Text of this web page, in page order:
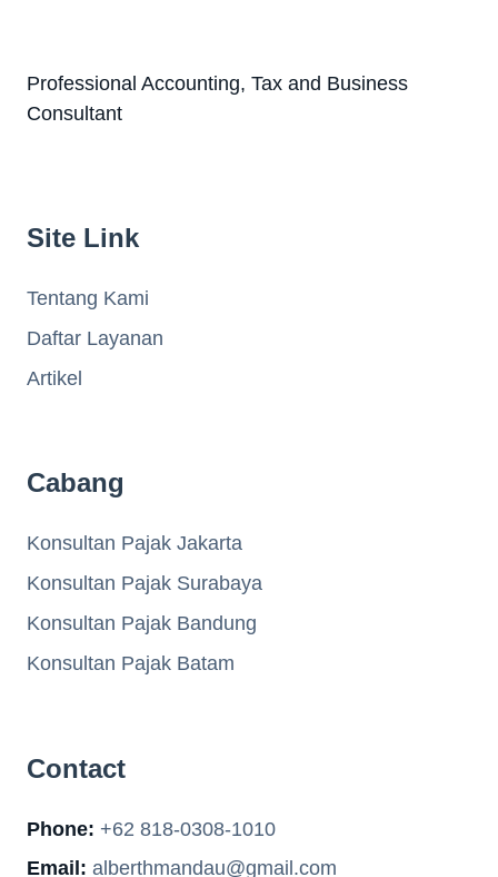
Professional Accounting, Tax and Business
Consultant
Site Link
Tentang Kami
Daftar Layanan
Artikel
Cabang
Konsultan Pajak Jakarta
Konsultan Pajak Surabaya
Konsultan Pajak Bandung
Konsultan Pajak Batam
Contact
Phone: +62 818-0308-1010
Email: alberthmandau@gmail.com